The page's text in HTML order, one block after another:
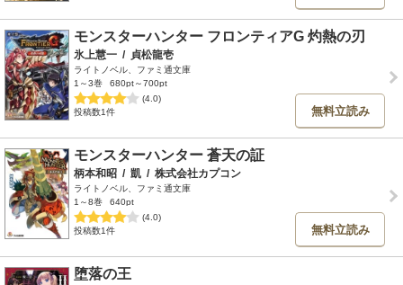
モンスターハンター フロンティアG 灼熱の刃
氷上慧一 / 貞松龍壱
ライトノベル、ファミ通文庫
1～3巻
680pt～700pt
(4.0)
投稿数1件
無料立読み
モンスターハンター 蒼天の証
柄本和昭 / 凱 / 株式会社カプコン
ライトノベル、ファミ通文庫
1～8巻
640pt
(4.0)
投稿数1件
無料立読み
堕落の王